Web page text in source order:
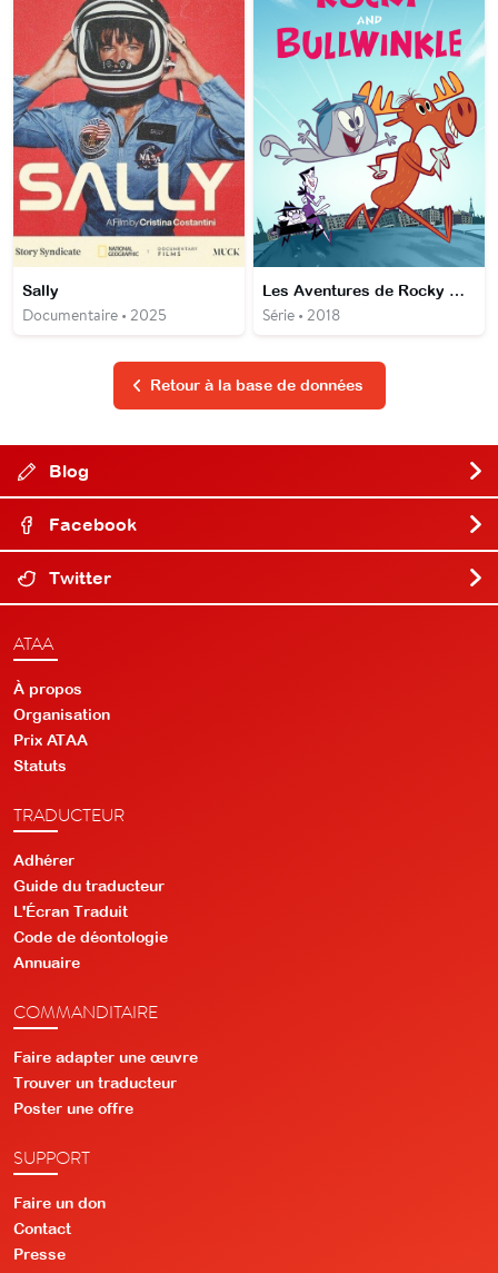
Sally
Documentaire • 2025
Les Aventures de Rocky & Bullwinkle
Série • 2018
Retour à la base de données
Blog
Facebook
Twitter
ATAA
À propos
Organisation
Prix ATAA
Statuts
TRADUCTEUR
Adhérer
Guide du traducteur
L'Écran Traduit
Code de déontologie
Annuaire
COMMANDITAIRE
Faire adapter une œuvre
Trouver un traducteur
Poster une offre
SUPPORT
Faire un don
Contact
Presse